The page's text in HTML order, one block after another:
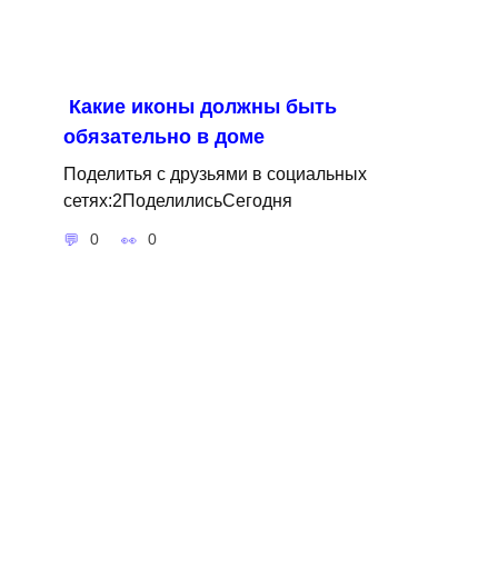
Какие иконы должны быть
обязательно в доме
Поделитья с друзьями в социальных
сетях:2ПоделилисьСегодня
0 0